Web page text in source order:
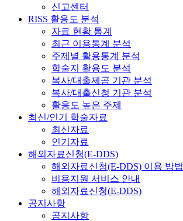
신고센터
RISS 활용도 분석
자료 현황 통계
최근 이용통계 분석
주제별 활용통계 분석
학술지 활용도 분석
복사/대출제공 기관 분석
복사/대출신청 기관 분석
활용도 높은 주제
최신/인기 학술자료
최신자료
인기자료
해외자료신청(E-DDS)
해외자료신청(E-DDS) 이용 방법
비용지원 서비스 안내
해외자료신청(E-DDS)
공지사항
공지사항